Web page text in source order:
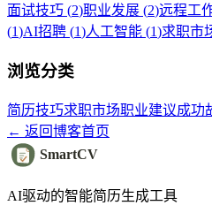
面试技巧 (2)职业发展 (2)远程工
(1)AI招聘 (1)人工智能 (1)求职市
浏览分类
简历技巧求职市场职业建议成功
← 返回博客首页
SmartCV
AI驱动的智能简历生成工具